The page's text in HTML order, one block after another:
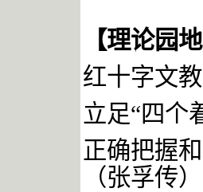
【理论园地
红十字文
立足“四个
正确把握
（张孚传）